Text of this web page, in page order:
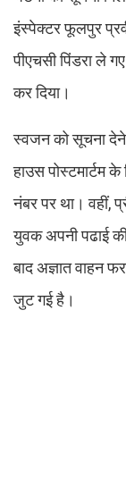
इंस्पेक्टर फूलपुर
पीएचसी पिंडरा ले
कर दिया।
स्वजन को सूचना देने
हाउस पोस्टमार्टम
नंबर पर था। वहीं,
युवक अपनी पढाई
बाद अज्ञात वाहन
जुट गई है।